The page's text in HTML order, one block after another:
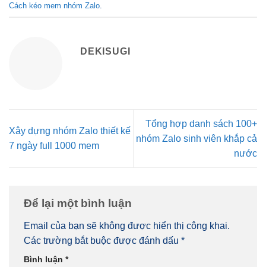
Cách kéo mem nhóm Zalo
DEKISUGI
Xây dựng nhóm Zalo thiết kế
7 ngày full 1000 mem
Tổng hợp danh sách 100+
nhóm Zalo sinh viên khắp cả
nước
Để lại một bình luận
Email của bạn sẽ không được hiển thị công khai.
Các trường bắt buộc được đánh dấu *
Bình luận *